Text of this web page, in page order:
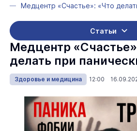
Статьи
Медцентр
делать при
Здоровье и медицина 12:00